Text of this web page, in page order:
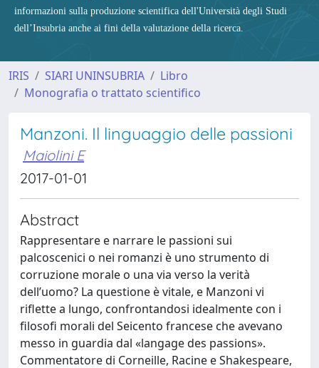
informazioni sulla produzione scientifica dell'Università degli Studi
dell’Insubria anche ai fini della valutazione della ricerca.
IRIS SIARI UNINSUBRIA
Libro
Monografia o trattato scientifico
Manzoni. Il linguaggio delle passioni
Maiolini E
2017-01-01
Abstract
Rappresentare e narrare le passioni sui
palcoscenici o nei romanzi è uno strumento di
corruzione morale o una via verso la verità
dell’uomo? La questione è vitale, e Manzoni vi
riflette a lungo, confrontandosi idealmente con i
filosofi morali del Seicento francese che avevano
messo in guardia dal «langage des passions».
Commentatore di Corneille, Racine e Shakespeare,